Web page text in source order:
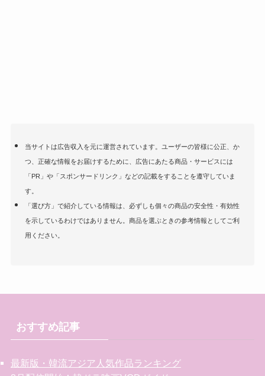
当サイトは広告収入を元に運営されています。ユーザーの皆様に公正、か
つ、正確な情報をお届けするために、広告にあたる商品・サービスには
「PR」や「スポンサードリンク」などの記載をすることを遵守していま
す。
「選び方」で紹介している情報は、必ずしも個々の商品の安全性・有効性
を示しているわけではありません。商品を選ぶときの参考情報としてご利
用ください。
おすすめ記事
最新版・韓流アジア人気作品ランキング